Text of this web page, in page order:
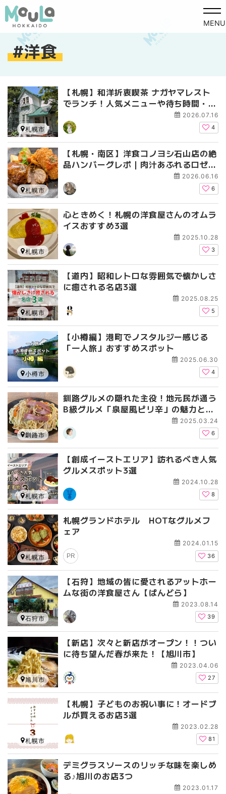
MENU
洋食
【札幌】和洋折衷喫茶 ナガヤマレスト
でランチ！人気メニューや待ち時間・予
2026.07.16
4
札幌市
【札幌・南区】洋食コノヨシ石山店の絶
品ハンバーグレポ｜肉汁あふれるロゼ色
の名物ハンバーグと洋食メニュー2026.06.16
6
札幌市
心ときめく！札幌の洋食屋さんのオムラ
イスおすすめ3選
2025.10.28
3
札幌市
【道内】昭和レトロな雰囲気で懐かしさ
に癒される名店3選
2025.08.25
5
札幌市
【小樽編】港町でノスタルジー感じる
「一人旅」おすすめスポット
2025.06.30
4
小樽市
釧路グルメの隠れた主役！地元民が通う
B級グルメ「泉屋風ピリ辛」の魅力と
2025.03.24
6
釧路市
【創成イーストエリア】訪れるべき人気
グルメスポット3選
2024.10.28
8
札幌市
札幌グランドホテル HOTなグルメフ
ェア
2024.01.15
PR 36
札幌市
【石狩】地域の皆に愛されるアットホー
ムな街の洋食屋さん【ぱんどら】
2023.08.14
39
石狩市
【新店】次々と新店がオープン！！つい
に待ち望んだ春が来た！【旭川市】
2023.04.06
27
旭川市
【札幌】子どものお祝い事に！オードブ
ルが買えるお店3選
2023.02.28
81
札幌市
デミグラスソースのリッチな味を楽しめ
る♪旭川のお店3つ
2023.01.17